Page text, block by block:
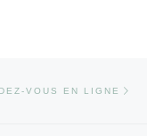
VOUS EN LIGNE